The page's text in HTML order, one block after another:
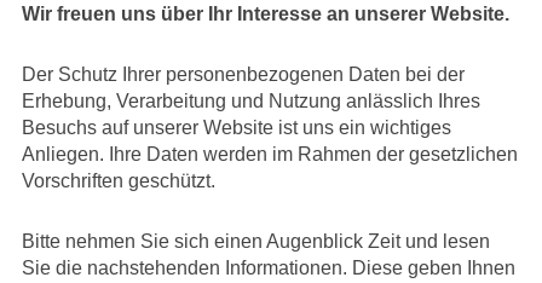
Wir freuen uns über Ihr Interesse an unserer Website.
Der Schutz Ihrer personenbezogenen Daten bei der
Erhebung, Verarbeitung und Nutzung anlässlich Ihres
Besuchs auf unserer Website ist uns ein wichtiges
Anliegen. Ihre Daten werden im Rahmen der gesetzlichen
Vorschriften geschützt.
Bitte nehmen Sie sich einen Augenblick Zeit und lesen
Sie die nachstehenden Informationen. Diese geben Ihnen